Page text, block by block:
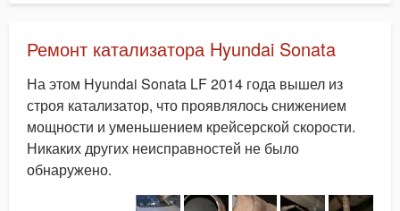
Ремонт катализатора Hyundai Sonata
На этом Hyundai Sonata LF 2014 года вышел из
строя катализатор, что проявлялось снижением
мощности и уменьшением крейсерской скорости.
Никаких других неисправностей не было
обнаружено.